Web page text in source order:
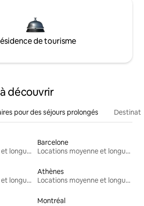
de tourisme
découvrir
pour des séjours prolongés
Locations moyenne et longue durée
Barcelone
Locations moyenne et longue durée
Locations moyenne et longue durée
Athènes
Locations moyenne et longue durée
Montréal